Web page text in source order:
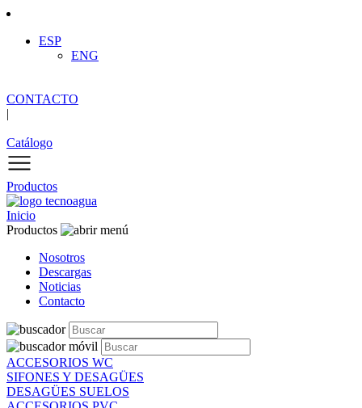
ESP
ENG
CONTACTO
|
Catálogo
Productos
Inicio
Productos
Nosotros
Descargas
Noticias
Contacto
ACCESORIOS WC
SIFONES Y DESAGÜES
DESAGÜES SUELOS